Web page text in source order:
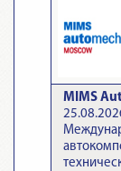
MIMS